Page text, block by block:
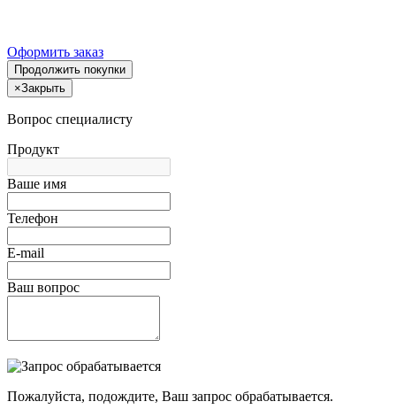
Оформить заказ
Продолжить покупки
×Закрыть
Вопрос специалисту
Продукт
Ваше имя
Телефон
E-mail
Ваш вопрос
Пожалуйста, подождите, Ваш запрос обрабатывается.